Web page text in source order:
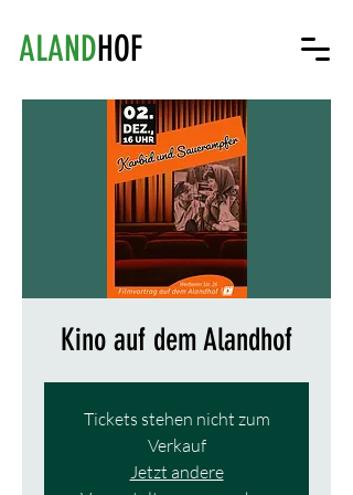
ALANDHOF
Kino auf dem Alandhof
Tickets stehen nicht zum
Verkauf
Jetzt andere